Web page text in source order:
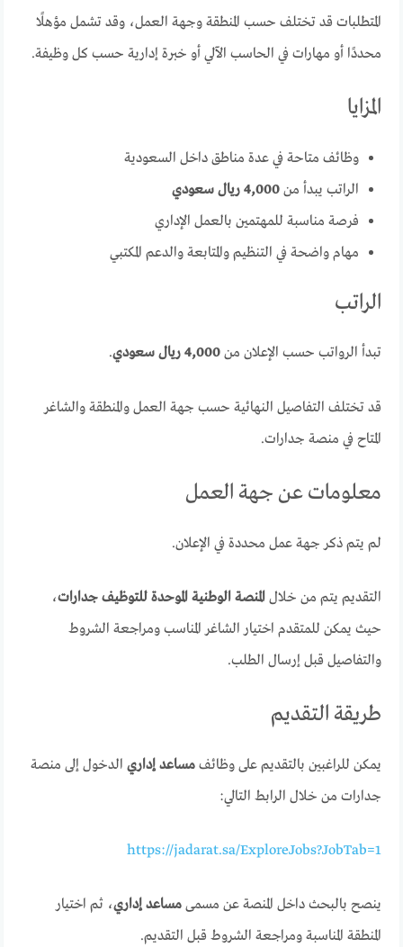
المتطلبات قد تختلف حسب المنطقة وجهة العمل، وقد تشمل مؤهلًا
محددًا أو مهارات في الحاسب الآلي أو خبرة إدارية حسب كل وظيفة.
المزايا
وظائف متاحة في عدة مناطق داخل السعودية
الراتب يبدأ من4,000 ريال سعودي
فرصة مناسبة للمهتمين بالعمل الإداري
مهام واضحة في التنظيم والمتابعة والدعم المكتبي
الراتب
تبدأ الرواتب حسب الإعلان من4,000 ريال سعودي .
قد تختلف التفاصيل النهائية حسب جهة العمل والمنطقة والشاغر
المتاح في منصة جدارات.
معلومات عن جهة العمل
لم يتم ذكر جهة عمل محددة في الإعلان.
التقديم يتم من خلالالمنصة الوطنية الموحدة للتوظيف جدارات،
حيث يمكن للمتقدم اختيار الشاغر المناسب ومراجعة الشروط
والتفاصيل قبل إرسال الطلب.
طريقة التقديم
يمكن للراغبين بالتقديم على وظائفمساعد إداري الدخول إلى منصة
جدارات من خلال الرابط التالي:
https://jadarat.sa/ExploreJobs?JobTab=1
ينصح بالبحث داخل المنصة عن مسمىمساعد إداري، ثم اختيار
المنطقة المناسبة ومراجعة الشروط قبل التقديم.